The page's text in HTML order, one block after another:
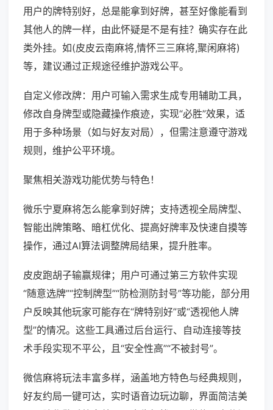
用户的牌特别好，总是能拿到好牌，甚至好像能看到
其他人的牌一样，由此怀疑是不是有挂？确实存在此
类外挂。如(皮皮云南麻将,情怀三三麻将,聚闲麻将)
等，建议通过正规途径维护游戏公平。
自定义修改牌：用户可输入需求生成专用辅助工具，
修改自身牌型或隐藏操作痕迹，实现“必胜”效果，适
用于多种场景（如与好友对局），但需注意遵守游戏
规则，维护公平环境。
聚焦相关游戏功能优势与特色！
微乐宁夏麻将怎么能拿到好牌；支持透视全局牌型、
智能出牌策略、暗杠优化、提高好牌率及快速自摸等
操作，通过AI算法调整牌局结果，提升胜率。
皮皮跑胡子输赢规律；用户可通过第三方软件实现
“随意选牌”“控制牌型”“防检测防封号”等功能，部分用
户反映其他玩家可能存在“牌特别好”或“透视他人牌
型”的情况。这些工具通过后台运行、自动连接等技
术手段实现不平公，且“安全性高”“不被封号”。
微信麻将玩法丰富多样，涵盖地方特色与经典规则，
好友约局一键可达，实时语音边玩边聊，界面简洁美